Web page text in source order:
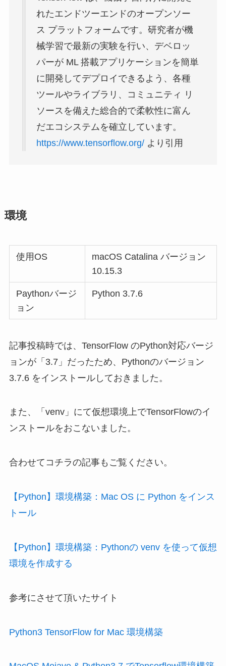
れたエンドツーエンドのオープンソー
ス プラットフォームです。研究者が機
械学習で最新の実験を行い、デベロッ
パーが ML 搭載アプリケーションを簡単
に開発してデプロイできるよう、各種
ツールやライブラリ、コミュニティ リ
ソースを備えた総合的で柔軟性に富ん
だエコシステムを確立しています。
https://www.tensorflow.org/より引用
環境
使用OS
macOS Catalina バージョン
10.15.3
Paythonバージ
ョン
Python 3.7.6
記事投稿時では、TensorFlow のPython対応バージ
ョンが「3.7」だったため、Pythonのバージョン
3.7.6 をインストールしておきました。
また、「venv」にて仮想環境上でTensorFlowのイ
ンストールをおこないました。
合わせてコチラの記事もご覧ください。
【Python】環境構築：Mac OS に Python をインス
トール
【Python】環境構築：Pythonの venv を使って仮想
環境を作成する
参考にさせて頂いたサイト
Python3 TensorFlow for Mac 環境構築